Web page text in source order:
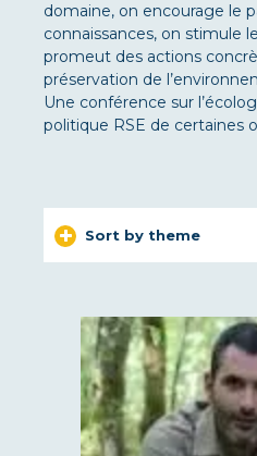
domaine, on encourage le
connaissances, on stimule
promeut des actions
préservation de
Une conférence sur
politique RSE de certaines
Sort by theme
ART
ROUND-TABLE
WELL-BEING AT WORK
COMMUNICATION